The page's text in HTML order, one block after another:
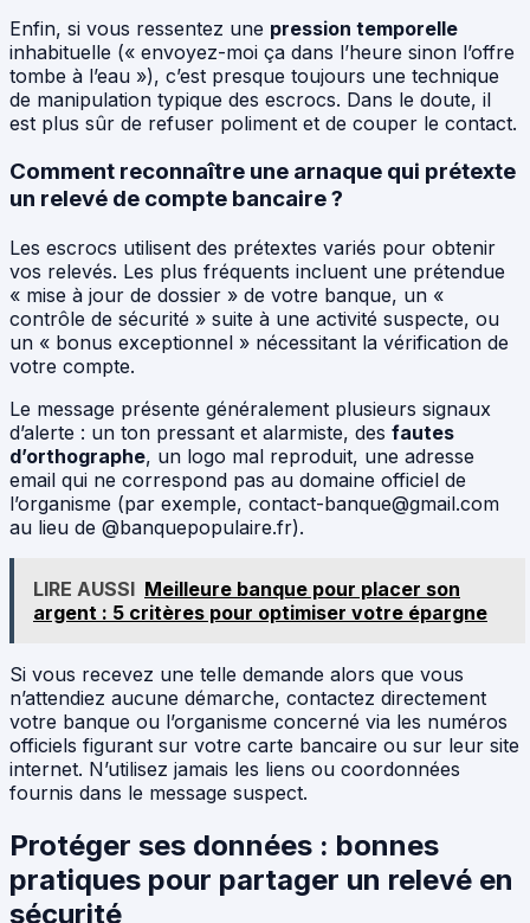
Enfin, si vous ressentez une pression temporelle
inhabituelle (« envoyez-moi ça dans l’heure sinon l’offre
tombe à l’eau »), c’est presque toujours une technique
de manipulation typique des escrocs. Dans le doute, il
est plus sûr de refuser poliment et de couper le contact.
Comment reconnaître une arnaque qui prétexte
un relevé de compte bancaire ?
Les escrocs utilisent des prétextes variés pour obtenir
vos relevés. Les plus fréquents incluent une prétendue
« mise à jour de dossier » de votre banque, un «
contrôle de sécurité » suite à une activité suspecte, ou
un « bonus exceptionnel » nécessitant la vérification de
votre compte.
Le message présente généralement plusieurs signaux
d’alerte : un ton pressant et alarmiste, des fautes
d’orthographe, un logo mal reproduit, une adresse
email qui ne correspond pas au domaine officiel de
l’organisme (par exemple, contact-banque@gmail.com
au lieu de @banquepopulaire.fr).
LIRE AUSSI Meilleure banque pour placer son
argent : 5 critères pour optimiser votre épargne
Si vous recevez une telle demande alors que vous
n’attendiez aucune démarche, contactez directement
votre banque ou l’organisme concerné via les numéros
officiels figurant sur votre carte bancaire ou sur leur site
internet. N’utilisez jamais les liens ou coordonnées
fournis dans le message suspect.
Protéger ses données : bonnes
pratiques pour partager un relevé en
sécurité